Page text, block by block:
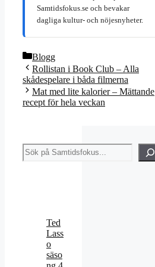
Samtidsfokus.se och bevakar
dagliga kultur- och nöjesnyheter.
Kategorier
Blogg
Rollistan i Book Club – Alla
skådespelare i båda filmerna
Mat med lite kalorier – Mättande
recept för hela veckan
Sök
Ted
Lass
o
säso